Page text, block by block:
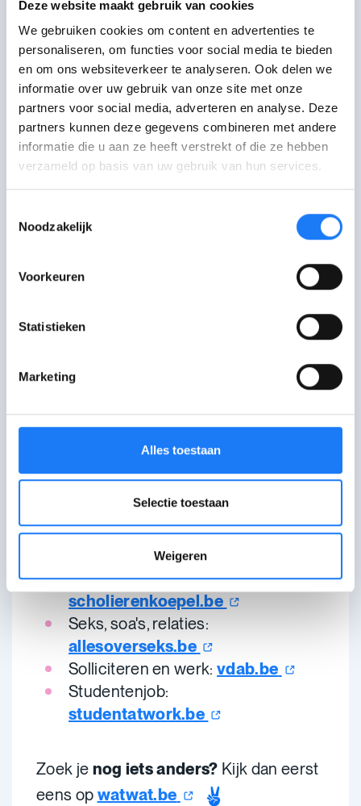
Deze website maakt gebruik van cookies
We gebruiken cookies om content en advertenties te
personaliseren, om functies voor social media te bieden
en om ons websiteverkeer te analyseren. Ook delen we
informatie over uw gebruik van onze site met onze
partners voor social media, adverteren en analyse. Deze
partners kunnen deze gegevens combineren met andere
informatie die u aan ze heeft verstrekt of die ze hebben
verzameld op basis van uw gebruik van hun services.
Noodzakelijk
Voorkeuren
Statistieken
Marketing
Alles toestaan
Selectie toestaan
Weigeren
gaat met hoe iets in het nieuws komt.
Journalisten maken altijd keuzesen
hoe goed ze ook hun best doen,soms
brengen ze niet het volledige beeld.
Ook influencers geven soms nieuws.
Zijn influencers altijd betrouwbaar?
Info over seks, geld, drugs,
gezondheid, werk ...
nieuws komt?
Hier vind je betrouwbare bronnen over
druglijn.be
Geld verdienen:
Gezondheid, je lichaam:
gezondheidenwetenschap.be
Je rechten als minderjarige:
tzitemzo.be
Je rechten op school:
scholierenkoepel.be
Seks, soa's, relaties:
allesoverseks.be
Solliciteren en werk:vdab.be
Studentenjob:
studentatwork.be
Zoek je nog iets anders? Kijk dan eerst
eens op watwat.be